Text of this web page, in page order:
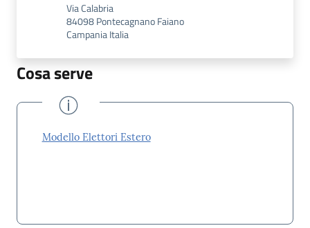
Via Calabria
84098 Pontecagnano Faiano
Campania Italia
Cosa serve
Modello Elettori Estero